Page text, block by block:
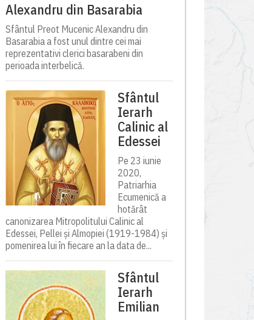
Alexandru din Basarabia
Sfântul Preot Mucenic Alexandru din
Basarabia a fost unul dintre cei mai
reprezentativi clerici basarabeni din
perioada interbelică.
Sfântul
Ierarh
Calinic al
Edessei
Pe 23 iunie
2020,
Patriarhia
Ecumenică a
hotărât
canonizarea Mitropolitului Calinic al
Edessei, Pellei și Almopiei (1919-1984) și
pomenirea lui în fiecare an la data de...
Sfântul
Ierarh
Emilian